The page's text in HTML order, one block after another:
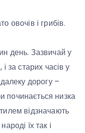
овочів і грибів.
день. Зазвичай у
за старих часів у
дорогу –
починається низка
відзначають
їх так і